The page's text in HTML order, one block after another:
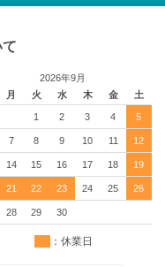
2026年9月
月 火 水 木 金 土
1 2 3 4 5
7 8 9 10 11 12
14 15 16 17 18 19
21 22 23 24 25 26
28 29 30
：休業日